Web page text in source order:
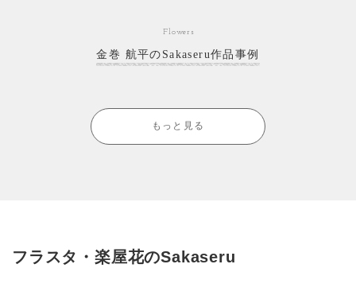
Flowers
金巻 航平のSakaseru作品事例
もっと見る
フラスタ・楽屋花のSakaseru